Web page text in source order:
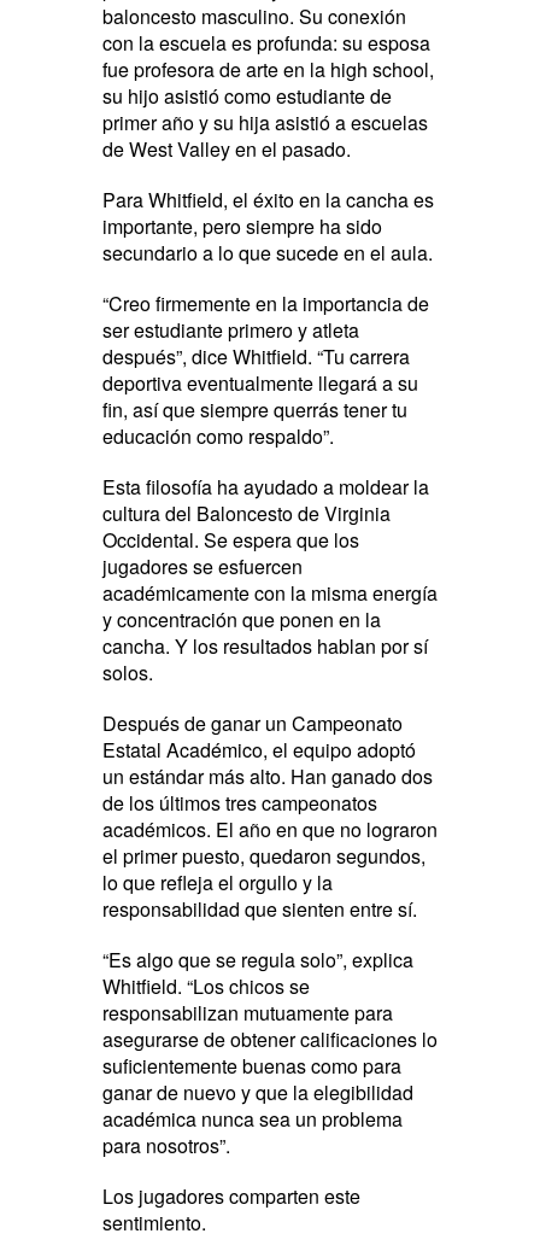
baloncesto masculino. Su conexión
con la escuela es profunda: su esposa
fue profesora de arte en la high school,
su hijo asistió como estudiante de
primer año y su hija asistió a escuelas
de West Valley en el pasado.
Para Whitfield, el éxito en la cancha es
importante, pero siempre ha sido
secundario a lo que sucede en el aula.
“Creo firmemente en la importancia de
ser estudiante primero y atleta
después”, dice Whitfield. “Tu carrera
deportiva eventualmente llegará a su
fin, así que siempre querrás tener tu
educación como respaldo”.
Esta filosofía ha ayudado a moldear la
cultura del Baloncesto de Virginia
Occidental. Se espera que los
jugadores se esfuercen
académicamente con la misma energía
y concentración que ponen en la
cancha. Y los resultados hablan por sí
solos.
Después de ganar un Campeonato
Estatal Académico, el equipo adoptó
un estándar más alto. Han ganado dos
de los últimos tres campeonatos
académicos. El año en que no lograron
el primer puesto, quedaron segundos,
lo que refleja el orgullo y la
responsabilidad que sienten entre sí.
“Es algo que se regula solo”, explica
Whitfield. “Los chicos se
responsabilizan mutuamente para
asegurarse de obtener calificaciones lo
suficientemente buenas como para
ganar de nuevo y que la elegibilidad
académica nunca sea un problema
para nosotros”.
Los jugadores comparten este
sentimiento.